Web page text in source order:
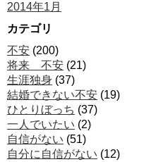
2014年1月
カテゴリ
不安 (200)
将来 不安 (21)
生涯独身 (37)
結婚できない不安 (19)
ひとりぼっち (37)
一人でいたい (2)
自信がない (51)
自分に自信がない (12)